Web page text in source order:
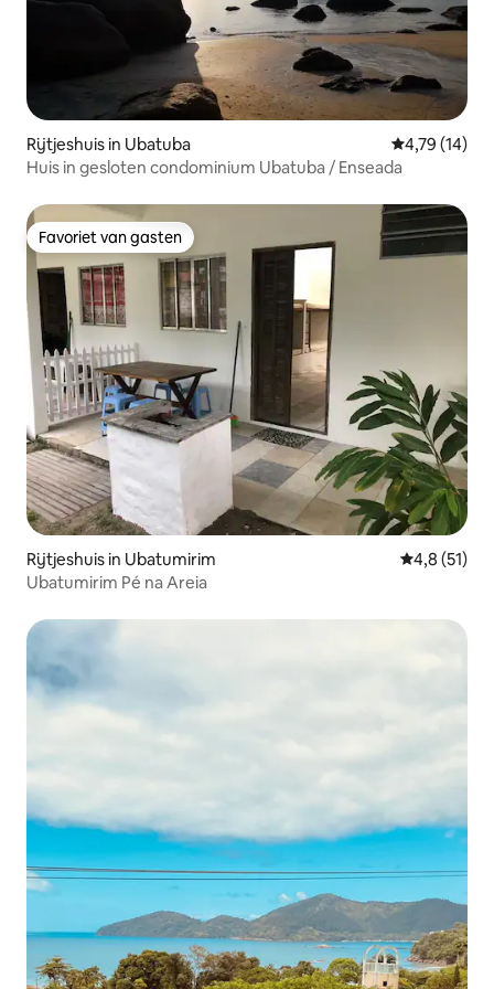
Rijtjeshuis in Ubatuba Gemiddelde
4,79 (14)
Huis in gesloten condominium Ubatuba / Enseada
Favoriet van gasten
Favoriet van gasten
Rijtjeshuis in Ubatumirim
4,8 (51)
Ubatumirim Pé na Areia